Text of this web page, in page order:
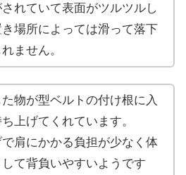
れていて表面がツルツルし
場所によっては滑って落下
ません。
物が型ベルトの付け根に入
上げてくれています。
肩にかかる負担が少なく体
て背負いやすいようです